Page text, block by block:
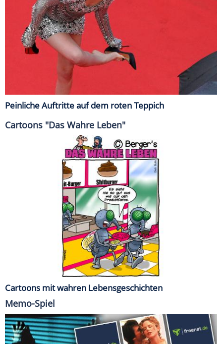
Peinliche Auftritte auf dem roten Teppich
Cartoons "Das Wahre Leben"
Cartoons mit wahren Lebensgeschichten
Memo-Spiel